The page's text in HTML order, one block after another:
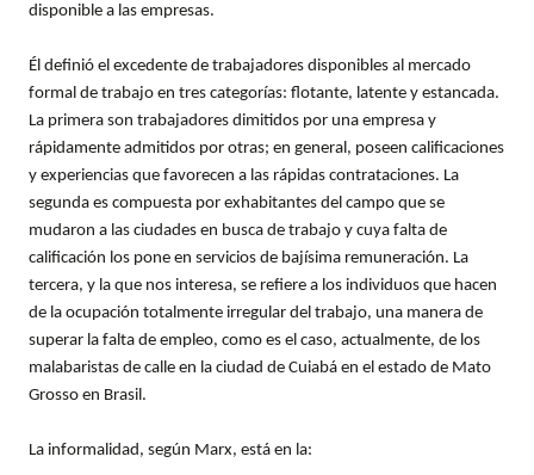
disponible a las empresas.
Él definió el excedente de trabajadores disponibles al mercado
formal de trabajo en tres categorías: flotante, latente y estancada.
La primera son trabajadores dimitidos por una empresa y
rápidamente admitidos por otras; en general, poseen calificaciones
y experiencias que favorecen a las rápidas contrataciones. La
segunda es compuesta por exhabitantes del campo que se
mudaron a las ciudades en busca de trabajo y cuya falta de
calificación los pone en servicios de bajísima remuneración. La
tercera, y la que nos interesa, se refiere a los individuos que hacen
de la ocupación totalmente irregular del trabajo, una manera de
superar la falta de empleo, como es el caso, actualmente, de los
malabaristas de calle en la ciudad de Cuiabá en el estado de Mato
Grosso en Brasil.
La informalidad, según Marx, está en la: